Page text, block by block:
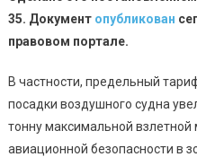
35. Документ опубликован
правовом портале.
В частности, предельный
посадки воздушного судна
тонну максимальной взлетной
авиационной безопасности в